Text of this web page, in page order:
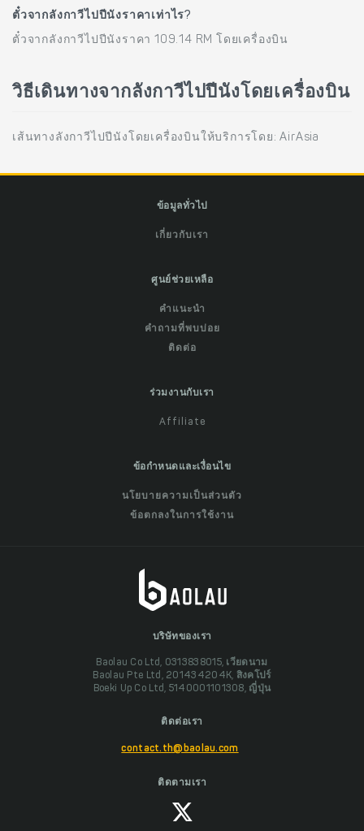
ตั๋วจากลังกาวีไปปีนังราคาเท่าไร?
ตั๋วจากลังกาวีไปปีนังราคา 109.14 RM โดยเครื่องบิน
วิธีเดินทางจากลังกาวีไปปีนังโดยเครื่องบิน
เส้นทางลังกาวีไปปีนังโดยเครื่องบินให้บริการโดย: AirAsia
ข้อมูลทั่วไป
เกี่ยวกับเรา
ศูนย์ช่วยเหลือ
คำแนะนำ
คำถามที่พบบ่อย
ติดต่อ
ร่วมงานกับเรา
Affiliate
ข้อกำหนดและเงื่อนไข
นโยบายความเป็นส่วนตัว
ข้อตกลงในการใช้งาน
บริษัทของเรา
Baolau Co Ltd, 0313838015, เวียดนาม
Baolau Pte Ltd, 201434204K, สิงคโปร์
Boeki Up Co Ltd, 5140001101308, ญี่ปุ่น
ติดต่อเรา
contact.th@baolau.com
ติดตามเรา